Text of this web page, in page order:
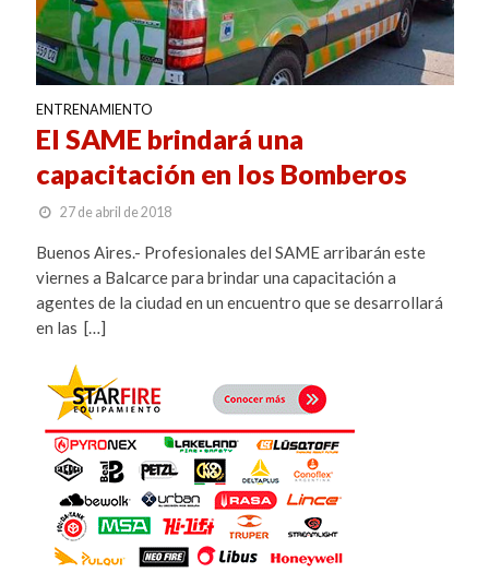
ENTRENAMIENTO
El SAME brindará una
capacitación en los Bomberos
27 de abril de 2018
Buenos Aires.- Profesionales del SAME arribarán este
viernes a Balcarce para brindar una capacitación a
agentes de la ciudad en un encuentro que se desarrollará
en las […]